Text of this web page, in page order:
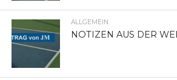
ALLGEMEIN
NOTIZEN AUS DER